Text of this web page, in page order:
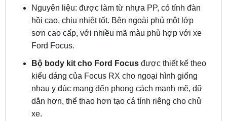
RS Thay Đổi Ngoại Hình Xe Sang Trọng
Xuất xứ: Đài Loan
Nguyên liệu: được làm từ nhựa PP, có tính đàn
hồi cao, chịu nhiệt tốt. Bên ngoài phủ một lớp
sơn cao cấp, với nhiều mã màu phù hợp với xe
Ford Focus.
Bộ body kit cho Ford Focusđược thiết kế theo
kiểu dáng của Focus RX cho ngoại hình giống